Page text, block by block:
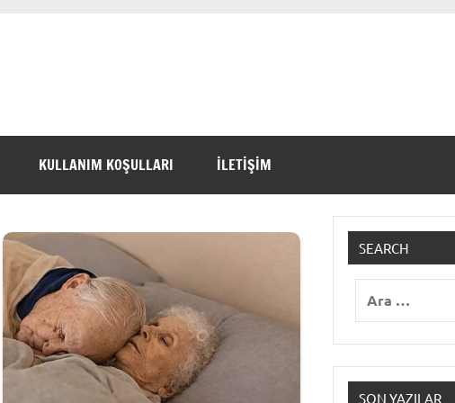
KULLANIM KOŞULLARI İLETİŞİM
SEARCH
SON YAZILAR